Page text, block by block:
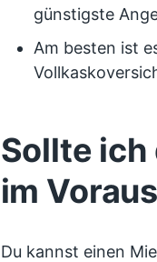
günstigste
Am besten ist
Sollte
im
Du kannst einen